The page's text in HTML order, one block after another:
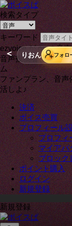
検索タイプ
キーワード
ezvoice が on の音
音声投稿者と通話も
ム
ファンプラン、音声
活しよ♪
決済
ボイス売買
プロフィール
プロフィ
マイアバ
ブロック
ポイント購入
ログイン
新規登録
新規登録
＜ りおん フォロ